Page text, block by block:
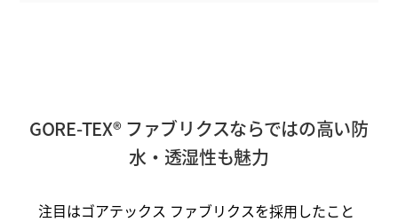
GORE-TEX® ファブリクスならではの高い防
水・透湿性も魅力
注目はゴアテックス ファブリクスを採用したこと